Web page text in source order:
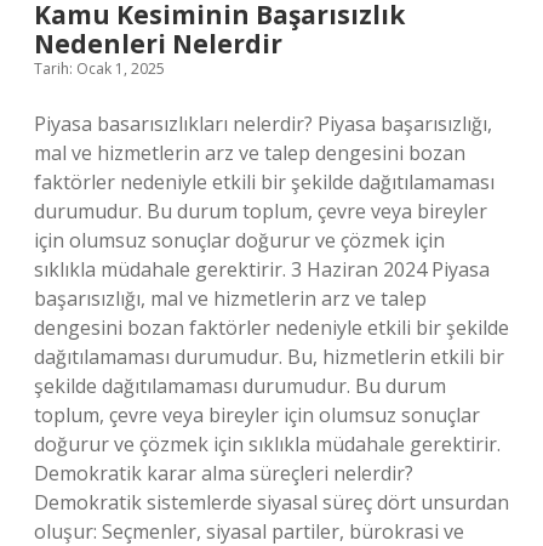
Kamu Kesiminin Başarısızlık
Nedenleri Nelerdir
Tarih: Ocak 1, 2025
Piyasa basarısızlıkları nelerdir? Piyasa başarısızlığı,
mal ve hizmetlerin arz ve talep dengesini bozan
faktörler nedeniyle etkili bir şekilde dağıtılamaması
durumudur. Bu durum toplum, çevre veya bireyler
için olumsuz sonuçlar doğurur ve çözmek için
sıklıkla müdahale gerektirir. 3 Haziran 2024 Piyasa
başarısızlığı, mal ve hizmetlerin arz ve talep
dengesini bozan faktörler nedeniyle etkili bir şekilde
dağıtılamaması durumudur. Bu, hizmetlerin etkili bir
şekilde dağıtılamaması durumudur. Bu durum
toplum, çevre veya bireyler için olumsuz sonuçlar
doğurur ve çözmek için sıklıkla müdahale gerektirir.
Demokratik karar alma süreçleri nelerdir?
Demokratik sistemlerde siyasal süreç dört unsurdan
oluşur: Seçmenler, siyasal partiler, bürokrasi ve